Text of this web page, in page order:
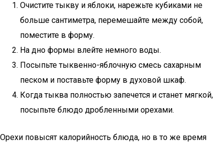
Очистите тыкву и яблоки, нарежьте кубиками не
больше сантиметра, перемешайте между собой,
поместите в форму.
На дно формы влейте немного воды.
Посыпьте тыквенно-яблочную смесь сахарным
песком и поставьте форму в духовой шкаф.
Когда тыква полностью запечется и станет мягкой,
посыпьте блюдо дробленными орехами.
Орехи повысят калорийность блюда, но в то же время